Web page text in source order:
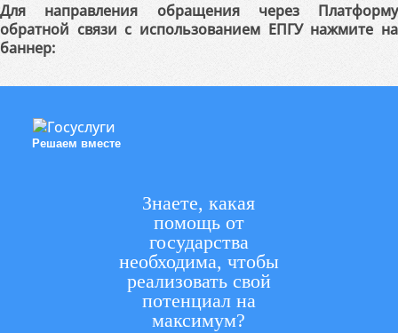
Для направления обращения через Платформу
обратной связи с использованием ЕПГУ нажмите на
баннер:
Решаем вместе
Знаете, какая
помощь от
государства
необходима, чтобы
реализовать свой
потенциал на
максимум?